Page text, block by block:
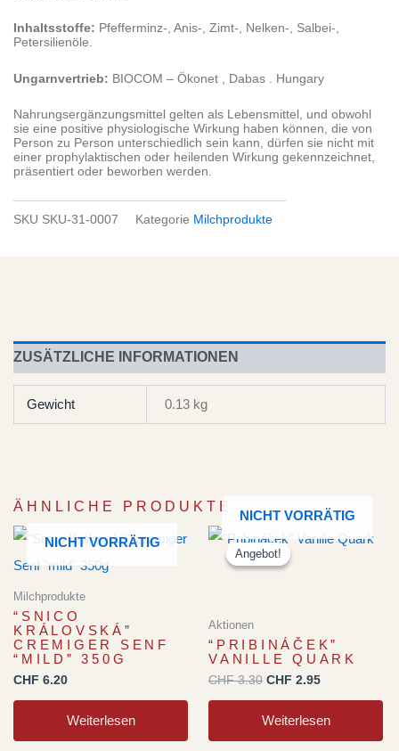
Inhaltsstoffe: Pfefferminz-, Anis-, Zimt-, Nelken-, Salbei-,
Petersilienöle.
Ungarnvertrieb: BIOCOM – Ökonet , Dabas . Hungary
Nahrungsergänzungsmittel gelten als Lebensmittel, und obwohl
sie eine positive physiologische Wirkung haben können, die von
Person zu Person unterschiedlich sein kann, dürfen sie nicht mit
einer prophylaktischen oder heilenden Wirkung gekennzeichnet,
präsentiert oder beworben werden.
SKU SKU-31-0007 Kategorie Milchprodukte
ZUSÄTZLICHE INFORMATIONEN
Gewicht 0.13 kg
ÄHNLICHE PRODUKTE
NICHT VORRÄTIG
Milchprodukte
“SNICO
KRÁLOVSKÁ”
CREMIGER SENF
“MILD” 350G
CHF 6.20
Weiterlesen
Angebot!
NICHT VORRÄTIG
Angebot!
Aktionen
“PRIBINÁČEK”
VANILLE QUARK
CHF3.30
Ursprünglicher
Preis
war:
CHF 2.95
Aktueller
Preis
Weiterlesen